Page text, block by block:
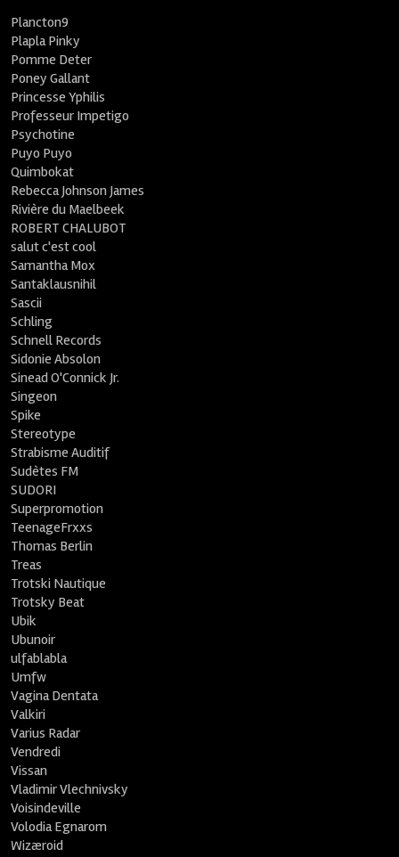
Plancton9
Plapla Pinky
Pomme Deter
Poney Gallant
Princesse Yphilis
Professeur Impetigo
Psychotine
Puyo Puyo
Quimbokat
Rebecca Johnson James
Rivière du Maelbeek
ROBERT CHALUBOT
salut c'est cool
Samantha Mox
Santaklausnihil
Sascii
Schling
Schnell Records
Sidonie Absolon
Sinead O'Connick Jr.
Singeon
Spike
Stereotype
Strabisme Auditif
Sudètes FM
SUDORI
Superpromotion
TeenageFrxxs
Thomas Berlin
Treas
Trotski Nautique
Trotsky Beat
Ubik
Ubunoir
ulfablabla
Umfw
Vagina Dentata
Valkiri
Varius Radar
Vendredi
Vissan
Vladimir Vlechnivsky
Voisindeville
Volodia Egnarom
Wizæroid